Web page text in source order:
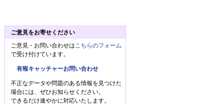
ご意見をお寄せください
ご意見・お問い合わせは こちらのフォーム
で受け付けています。
有報キャッチャーお問い合わせ
不正なデータや問題のある情報を見つけた
場合には、ぜひお知らせください。
できるだけ速やかに対応いたします。